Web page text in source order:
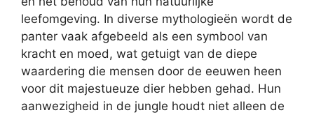
leefomgeving. In diverse mythologieën wordt de
panter vaak afgebeeld als een symbool van
kracht en moed, wat getuigt van de diepe
waardering die mensen door de eeuwen heen
voor dit majestueuze dier hebben gehad. Hun
aanwezigheid in de jungle houdt niet alleen de